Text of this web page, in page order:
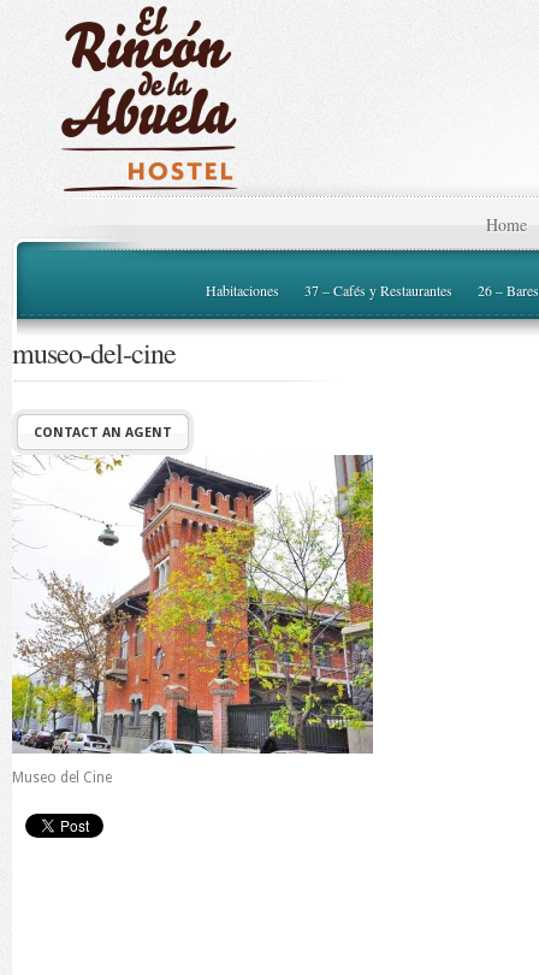
Home
Habitaciones 37 – Cafés y Restaurantes 26 –
museo-del-cine
CONTACT AN AGENT
Museo del Cine